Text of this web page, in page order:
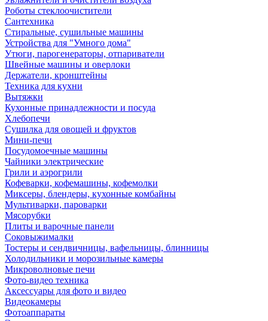
Роботы стеклоочистители
Сантехника
Стиральные, сушильные машины
Устройства для "Умного дома"
Утюги, парогенераторы, отпариватели
Швейные машины и оверлоки
Держатели, кронштейны
Техника для кухни
Вытяжки
Кухонные принадлежности и посуда
Хлебопечи
Сушилка для овощей и фруктов
Мини-печи
Посудомоечные машины
Чайники электрические
Грили и аэрогрили
Кофеварки, кофемашины, кофемолки
Миксеры, блендеры, кухонные комбайны
Мультиварки, пароварки
Мясорубки
Плиты и варочные панели
Соковыжималки
Тостеры и сендвичницы, вафельницы, блинницы
Холодильники и морозильные камеры
Микроволновые печи
Фото-видео техника
Аксессуары для фото и видео
Видеокамеры
Фотоаппараты